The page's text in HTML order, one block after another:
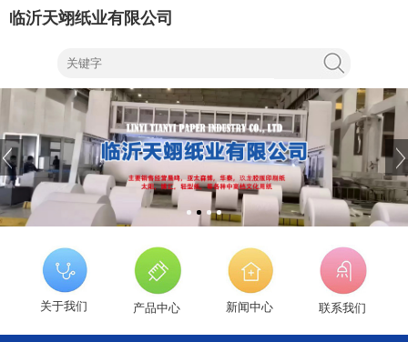
临沂天翊纸业有限公司
关于我们 产品中心 新闻中心 联系我们